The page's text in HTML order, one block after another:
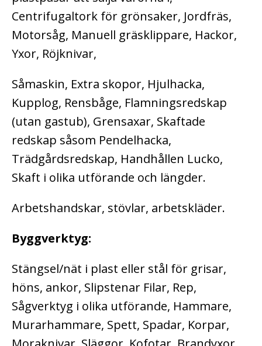
Centrifugaltork för grönsaker, Jordfräs,
Motorsåg, Manuell gräsklippare, Hackor,
Yxor, Röjknivar,
Såmaskin, Extra skopor, Hjulhacka,
Kupplog, Rensbåge, Flamningsredskap
(utan gastub), Grensaxar, Skaftade
redskap såsom Pendelhacka,
Trädgårdsredskap, Handhållen Lucko,
Skaft i olika utförande och längder.
Arbetshandskar, stövlar, arbetskläder.
Byggverktyg:
Stängsel/nät i plast eller stål för grisar,
höns, ankor, Slipstenar Filar, Rep,
Sågverktyg i olika utförande, Hammare,
Murarhammare, Spett, Spadar, Korpar,